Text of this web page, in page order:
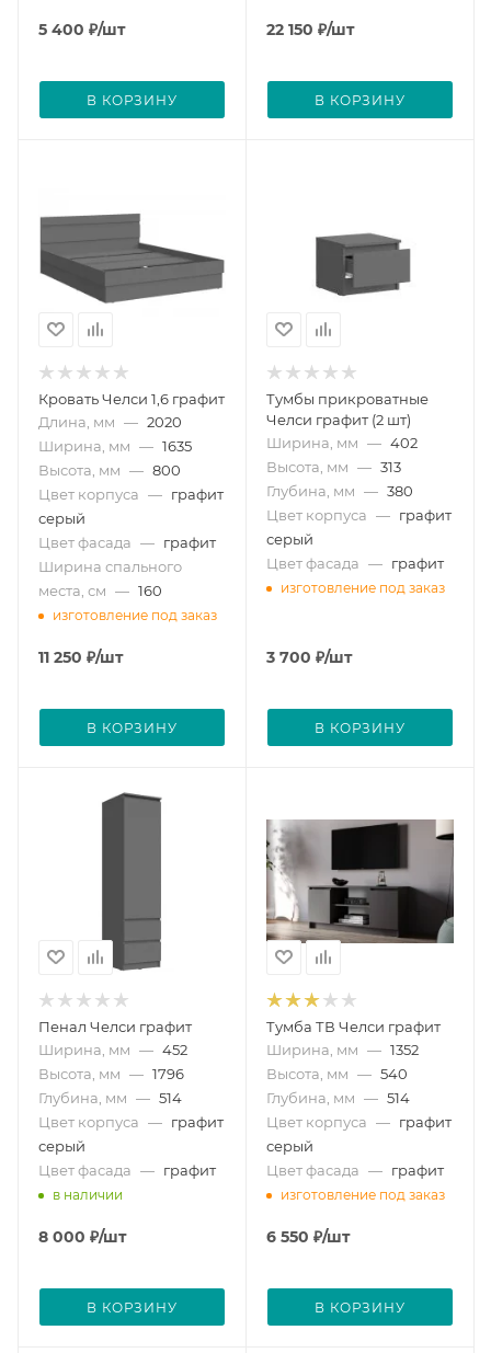
5 400 ₽/шт
В КОРЗИНУ
22 150 ₽/шт
В КОРЗИНУ
Кровать Челси 1,6 графит
Длина, мм — 2020
Ширина, мм — 1635
Высота, мм — 800
Цвет корпуса — графит
серый
Цвет фасада — графит
Ширина спального
места, см — 160
изготовление под заказ
11 250 ₽/шт
В КОРЗИНУ
Тумбы прикроватные
Челси графит (2 шт)
Ширина, мм — 402
Высота, мм — 313
Глубина, мм — 380
Цвет корпуса — графит
серый
Цвет фасада — графит
изготовление под заказ
3 700 ₽/шт
В КОРЗИНУ
Пенал Челси графит
Ширина, мм — 452
Высота, мм — 1796
Глубина, мм — 514
Цвет корпуса — графит
серый
Цвет фасада — графит
в наличии
8 000 ₽/шт
В КОРЗИНУ
Тумба ТВ Челси графит
Ширина, мм — 1352
Высота, мм — 540
Глубина, мм — 514
Цвет корпуса — графит
серый
Цвет фасада — графит
изготовление под заказ
6 550 ₽/шт
В КОРЗИНУ